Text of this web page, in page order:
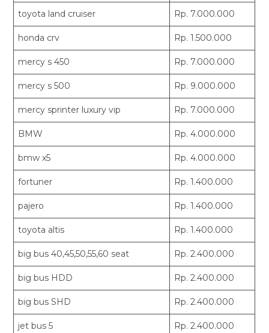
toyota land cruiser Rp. 7.000.000
honda crv Rp. 1.500.000
mercy s 450 Rp. 7.000.000
mercy s 500 Rp. 9.000.000
mercy sprinter luxury vip Rp. 7.000.000
BMW Rp. 4.000.000
bmw x5 Rp. 4.000.000
fortuner Rp. 1.400.000
pajero Rp. 1.400.000
toyota altis Rp. 1.400.000
big bus 40,45,50,55,60 seat Rp. 2.400.000
big bus HDD Rp. 2.400.000
big bus SHD Rp. 2.400.000
jet bus 5 Rp. 2.400.000